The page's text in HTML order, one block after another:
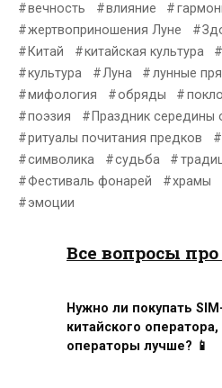
вечность влияние
жертвоприношения Луне
Китай
китайская культура
культура
Луна лунные
мифология
обряды
поэзия
Праздник середины
ритуалы почитания предков
символика
судьба
Фестиваль фонарей
храмы
эмоции
Все вопросы
Нужно ли покупать
китайского оператора,
операторы лучше? 📱